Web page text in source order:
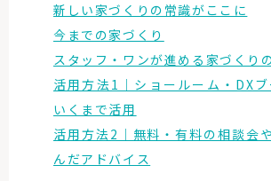
新しい家づくりの常識がここに
今までの家づくり
スタッフ・ワンが進める家づくり
活用方法1｜ショールーム・DX
いくまで活用
活用方法2｜無料・有料の相談会
んだアドバイス